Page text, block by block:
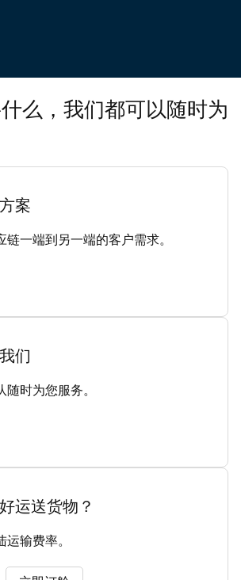
么，我们都可以随时为
案
链一端到另一端的客户需求。
们
时为您服务。
运送货物？
输费率。